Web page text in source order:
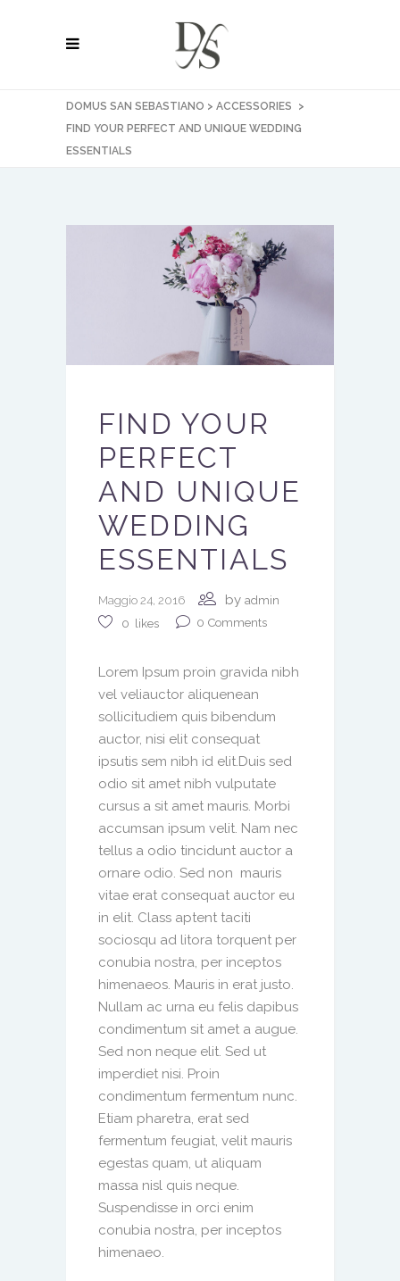
DOMUS SAN SEBASTIANO > ACCESSORIES
>
FIND YOUR PERFECT AND UNIQUE WEDDING
ESSENTIALS
FIND YOUR
PERFECT
AND UNIQUE
WEDDING
ESSENTIALS
Maggio 24, 2016 by admin
0
likes 0 Comments
Lorem Ipsum proin gravida nibh
vel veliauctor aliquenean
sollicitudiem quis bibendum
auctor, nisi elit consequat
ipsutis sem nibh id elit.Duis sed
odio sit amet nibh vulputate
cursus a sit amet mauris. Morbi
accumsan ipsum velit. Nam nec
tellus a odio tincidunt auctor a
ornare odio. Sed non mauris
vitae erat consequat auctor eu
in elit. Class aptent taciti
sociosqu ad litora torquent per
conubia nostra, per inceptos
himenaeos. Mauris in erat justo.
Nullam ac urna eu felis dapibus
condimentum sit amet a augue.
Sed non neque elit. Sed ut
imperdiet nisi. Proin
condimentum fermentum nunc.
Etiam pharetra, erat sed
fermentum feugiat, velit mauris
egestas quam, ut aliquam
massa nisl quis neque.
Suspendisse in orci enim
conubia nostra, per inceptos
himenaeo.